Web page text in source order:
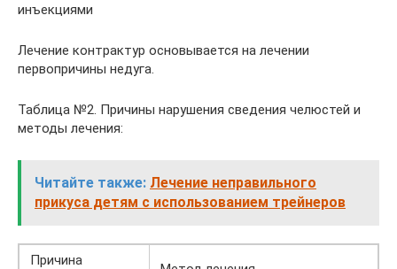
инъекциями
Лечение контрактур основывается на лечении
первопричины недуга.
Таблица №2. Причины нарушения сведения челюстей и
методы лечения:
Читайте также: Лечение неправильного
прикуса детям с использованием трейнеров
Причина